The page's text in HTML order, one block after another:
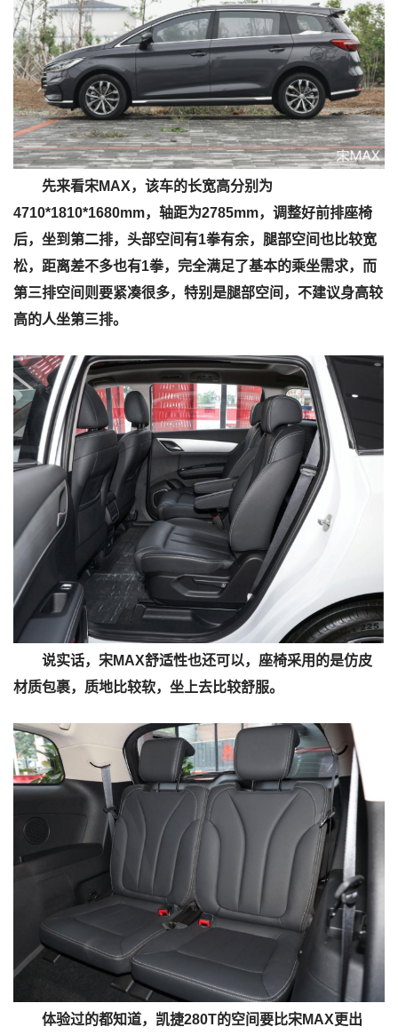
先来看宋MAX，该车的长宽高分别为
4710*1810*1680mm，轴距为2785mm，调整好前排座椅
后，坐到第二排，头部空间有1拳有余，腿部空间也比较宽
松，距离差不多也有1拳，完全满足了基本的乘坐需求，而
第三排空间则要紧凑很多，特别是腿部空间，不建议身高较
高的人坐第三排。
说实话，宋MAX舒适性也还可以，座椅采用的是仿皮
材质包裹，质地比较软，坐上去比较舒服。
体验过的都知道，凯捷280T的空间要比宋MAX更出